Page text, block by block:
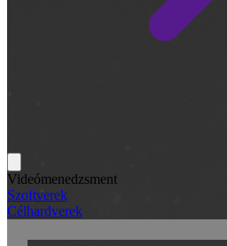
Videómenedzsment
Szoftverek
Célhardverek